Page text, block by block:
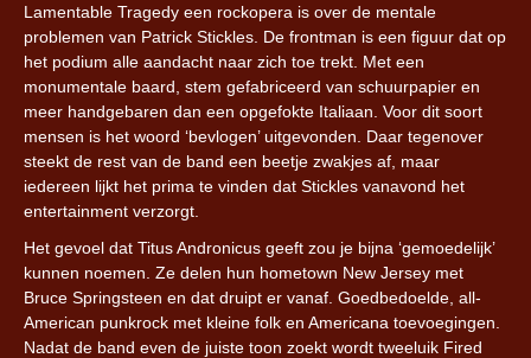
Lamentable Tragedy een rockopera is over de mentale
problemen van Patrick Stickles. De frontman is een figuur dat op
het podium alle aandacht naar zich toe trekt. Met een
monumentale baard, stem gefabriceerd van schuurpapier en
meer handgebaren dan een opgefokte Italiaan. Voor dit soort
mensen is het woord ‘bevlogen’ uitgevonden. Daar tegenover
steekt de rest van de band een beetje zwakjes af, maar
iedereen lijkt het prima te vinden dat Stickles vanavond het
entertainment verzorgt.
Het gevoel dat Titus Andronicus geeft zou je bijna ‘gemoedelijk’
kunnen noemen. Ze delen hun hometown New Jersey met
Bruce Springsteen en dat druipt er vanaf. Goedbedoelde, all-
American punkrock met kleine folk en Americana toevoegingen.
Nadat de band even de juiste toon zoekt wordt tweeluik Fired